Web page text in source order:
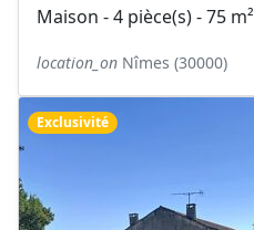
Maison - 4 pièce(s) - 75 m²
location_on Nîmes (30000)
Exclusivité